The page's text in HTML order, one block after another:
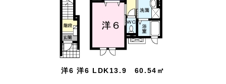
洋6 洋6 LDK13.9 60.54㎡